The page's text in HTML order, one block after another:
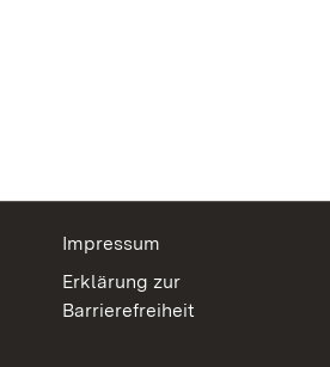
Impressum
Erklärung zur
Barrierefreiheit